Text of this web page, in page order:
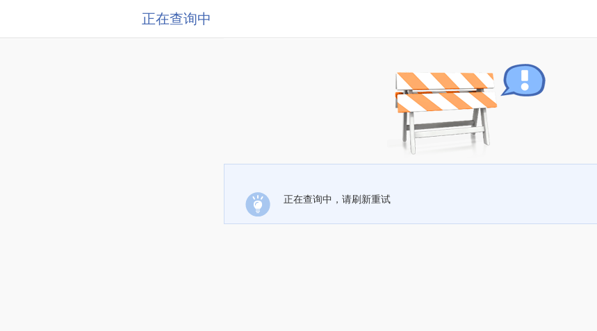
正在查询中
正在查询中，请刷新重试